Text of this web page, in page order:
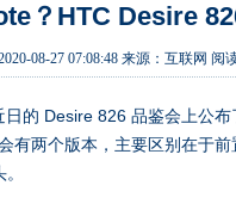
？HTC Desire
08-27 07:08:48来源： 互联网 阅
的 Desire 826 品鉴会上公布
有两个版本，主要区别在于